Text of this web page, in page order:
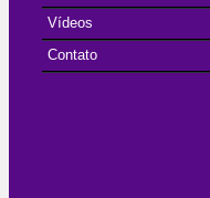
Vídeos
Contato